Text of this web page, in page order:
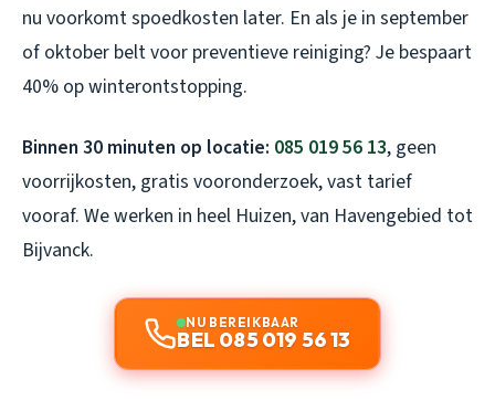
nu voorkomt spoedkosten later. En als je in september
of oktober belt voor preventieve reiniging? Je bespaart
40% op winterontstopping.
Binnen 30 minuten op locatie: 085 019 56 13, geen
voorrijkosten, gratis vooronderzoek, vast tarief
vooraf. We werken in heel Huizen, van Havengebied tot
Bijvanck.
NU BEREIKBAAR
BEL 085 019 56 13